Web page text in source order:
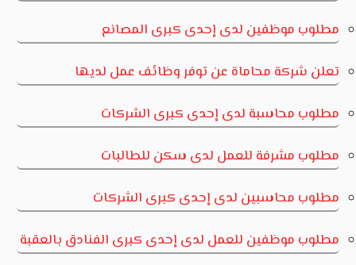
مطلوب موظفين لدى إحدى كبرى المصانع
تعلن شركة محاماة عن توفر وظائف عمل لديها
مطلوب محاسبة لدى إحدى كبرى الشركات
مطلوب مشرفة للعمل لدى سكن للطالبات
مطلوب محاسبين لدى إحدى كبرى الشركات
مطلوب موظفين للعمل لدى إحدى كبرى الفنادق بالعقبة